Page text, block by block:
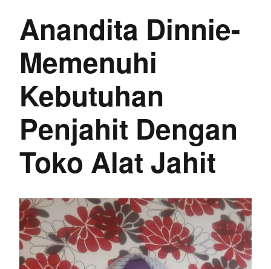
Anandita Dinnie-
Memenuhi
Kebutuhan
Penjahit Dengan
Toko Alat Jahit